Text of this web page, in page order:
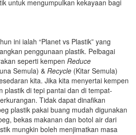
untuk mengumpulkan kekayaan bagi
ini ialah “Planet vs Plastik” yang
penggunaan plastik. Pelbagai
seperti kempen Reduce
Semula) & Recycle (Kitar Semula)
kita. Jika kita menyertai kempen
plastik di tepi pantai dan di tempat-
Tidak dapat dinafikan
plastik pakai buang mudah digunakan
bekas makanan dan botol air dari
mungkin boleh menjimatkan masa